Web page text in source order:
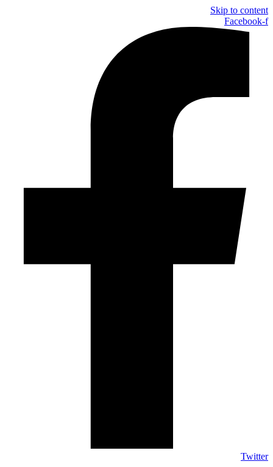
Skip to content
Facebook-f
Twitter